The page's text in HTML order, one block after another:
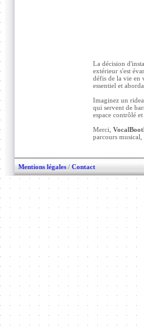
La décision
extérieur s'est
défis de la vie en
essentiel et
Imaginez un
qui servent de
espace contrôlé
Merci,
parcours
Mentions légales / Contact